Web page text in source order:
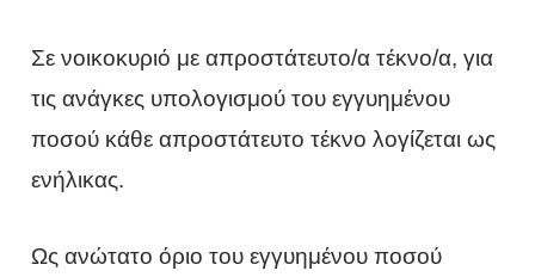
Σε νοικοκυριό με απροστάτευτο/α τέκνο/α, για
τις ανάγκες υπολογισμού του εγγυημένου
ποσού κάθε απροστάτευτο τέκνο λογίζεται ως
ενήλικας.
Ως ανώτατο όριο του εγγυημένου ποσού